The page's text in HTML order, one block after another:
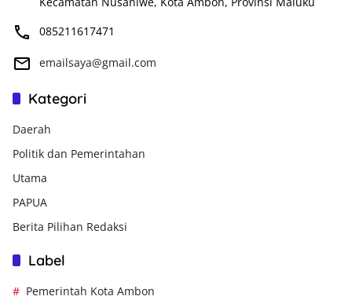
085211617471
emailsaya@gmail.com
Kategori
Daerah
Politik dan Pemerintahan
Utama
PAPUA
Berita Pilihan Redaksi
Label
Pemerintah Kota Ambon